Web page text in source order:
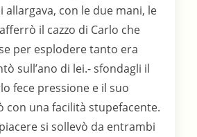
allargava, con le due mani, le
il cazzo di Carlo che
per esplodere tanto era
sull’ano di lei.- sfondagli il
fece pressione e il suo
con una facilità stupefacente.
si sollevò da entrambi